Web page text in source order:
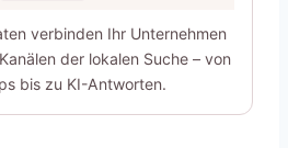
verbinden Ihr Unternehmen
der lokalen Suche – von
bis zu KI-Antworten.